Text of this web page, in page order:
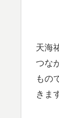
天海
つな
もの
きま